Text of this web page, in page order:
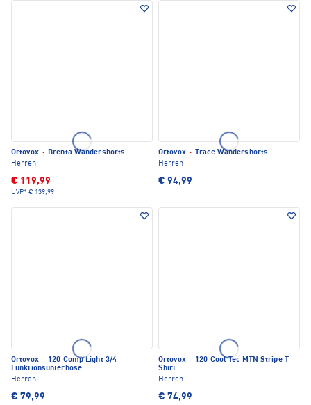
Ortovox · Brenta Wandershorts
Herren
€ 119,99
UVP* € 139,99
Ortovox ·
Trace Wandershorts
Herren
€ 94,99
Ortovox · 120 Comp Light 3/4
Funktionsunterhose
Herren
€ 79,99
Ortovox · 120 Cool Tec MTN Stripe T-
Shirt
Herren
€ 74,99